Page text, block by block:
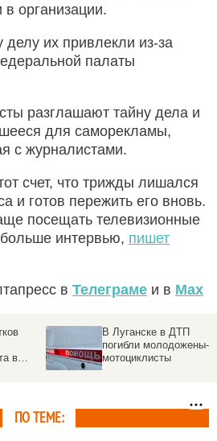
в организации.
их привлекли из-за
палаты
разглашают тайну дела и
для саморекламы,
с журналистами.
счет, что трижды лишался
и готов пережить его вновь.
посещать телевизионные
интервью, пишет
в Телеграме и в Max
в
В Луганске в ДТП
погибли молодожены-
мотоциклисты
ПО ТЕМЕ: